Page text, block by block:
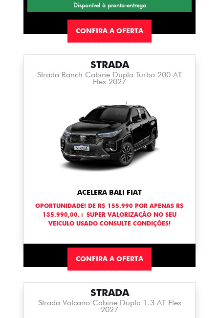
Disponível à pronta-entrega
CONFIRA A OFERTA
STRADA
Strada Ranch Cabine Dupla Turbo 200 AT
Flex 2027
ACELERA BALI FIAT
OPORTUNIDADE! DE R$ 155.990 POR APENAS R$
135.990,00.+ SUPER VALORIZAÇÃO NO SEU
VEICULO USADO CONSULTE CONDIÇÕES!
CONFIRA A OFERTA
STRADA
Strada Volcano Cabine Dupla 1.3 AT Flex
2027